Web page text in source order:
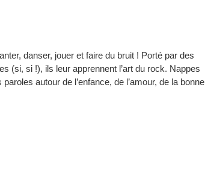
danser, jouer et faire du bruit ! Porté par des
(si, si !), ils leur apprennent l’art du rock. Nappes
autour de l’enfance, de l’amour, de la bonne